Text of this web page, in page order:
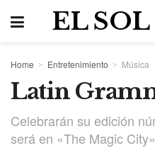
EL
Home Entretenimiento Música
Latin
Celebrarán su edición
será en «The Magic City»